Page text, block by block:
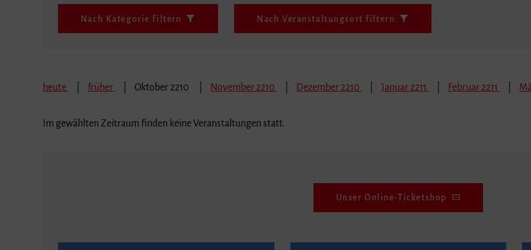
Nach Kategorie filtern Nach Veranstaltungsort filtern
heute früher Oktober 2210 November 2210 Dezember 2210 Januar 2211 Februar 2211
Im gewählten Zeitraum finden keine Veranstaltungen statt.
Unser Online-Ticketshop